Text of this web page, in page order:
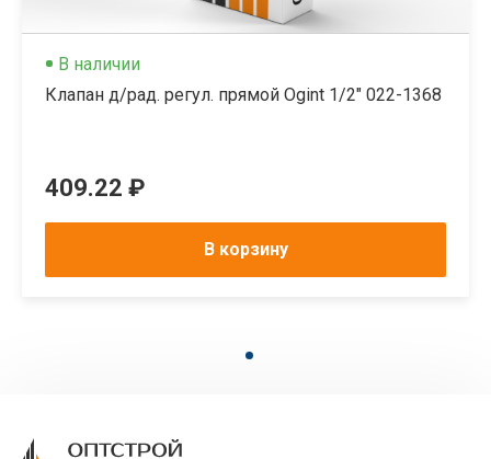
В наличии
Клапан д/рад. регул. прямой Ogint 1/2" 022-1368
409.22 ₽
В корзину